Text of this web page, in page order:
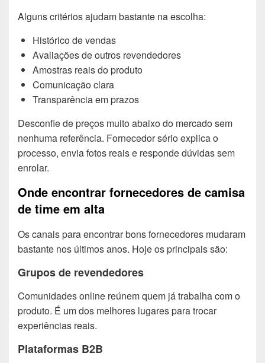
Alguns critérios ajudam bastante na escolha:
Histórico de vendas
Avaliações de outros revendedores
Amostras reais do produto
Comunicação clara
Transparência em prazos
Desconfie de preços muito abaixo do mercado sem
nenhuma referência. Fornecedor sério explica o
processo, envia fotos reais e responde dúvidas sem
enrolar.
Onde encontrar fornecedores de camisa
de time em alta
Os canais para encontrar bons fornecedores mudaram
bastante nos últimos anos. Hoje os principais são:
Grupos de revendedores
Comunidades online reúnem quem já trabalha com o
produto. É um dos melhores lugares para trocar
experiências reais.
Plataformas B2B